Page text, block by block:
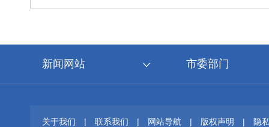
新闻网站 市委部门
关于我们 | 联系我们 | 网站导航 | 版权声明 |
隐